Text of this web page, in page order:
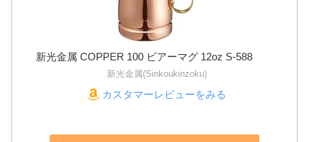
新光金属 COPPER 100 ビアーマグ 12oz S-588
新光金属(Sinkoukinzoku)
カスタマーレビューをみる